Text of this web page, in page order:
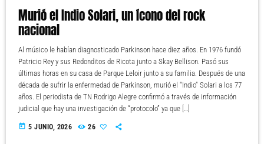
Murió el Indio Solari, un ícono del rock
nacional
Al músico le habían diagnosticado Parkinson hace diez años. En 1976 fundó
Patricio Rey y sus Redonditos de Ricota junto a Skay Bellison. Pasó sus
últimas horas en su casa de Parque Leloir junto a su familia. Después de una
década de sufrir la enfermedad de Parkinson, murió el “Indio” Solari a los 77
años. El periodista de TN Rodrigo Alegre confirmó a través de información
judicial que hay una investigación de “protocolo” ya que […]
today 5 JUNIO, 2026 26